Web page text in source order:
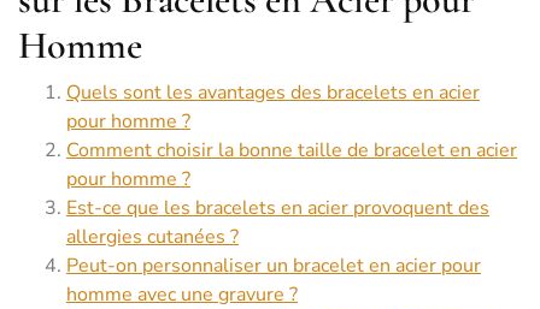
Homme
Quels sont les avantages des bracelets en acier
pour homme ?
Comment choisir la bonne taille de bracelet en acier
pour homme ?
Est-ce que les bracelets en acier provoquent des
allergies cutanées ?
Peut-on personnaliser un bracelet en acier pour
homme avec une gravure ?